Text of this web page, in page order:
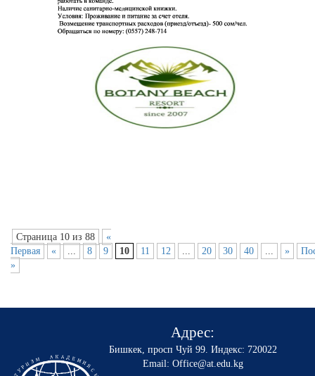
Страница 10 из 88
«
Первая
« ... 8 9 10 11 12 ... 20 30 40 ... »
»
Адрес:
Бишкек, просп Чуй 99. Индекс: 720022
Email: Office@at.edu.kg